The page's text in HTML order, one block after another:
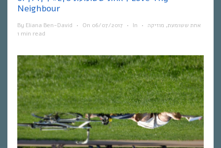
Neighbour
By Eliana Ben-David • On 06/07/2017 • In אחת ששומעת, מוזיקה
•
1 min read